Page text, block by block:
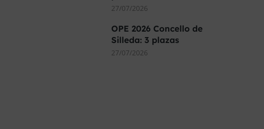
27/07/2026
OPE 2026 Concello de
Silleda: 3 plazas
27/07/2026